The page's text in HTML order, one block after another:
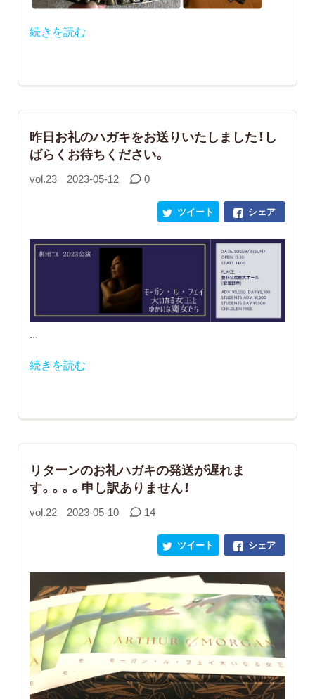
続きを読む
昨日お礼のハガキをお送りいたしました！し
ばらくお待ちください。
vol.23 2023-05-12 0
シェア
ツイート
...
続きを読む
リターンのお礼ハガキの発送が遅れま
す。。。。申し訳ありません！
vol.22 2023-05-10 14
シェア
ツイート